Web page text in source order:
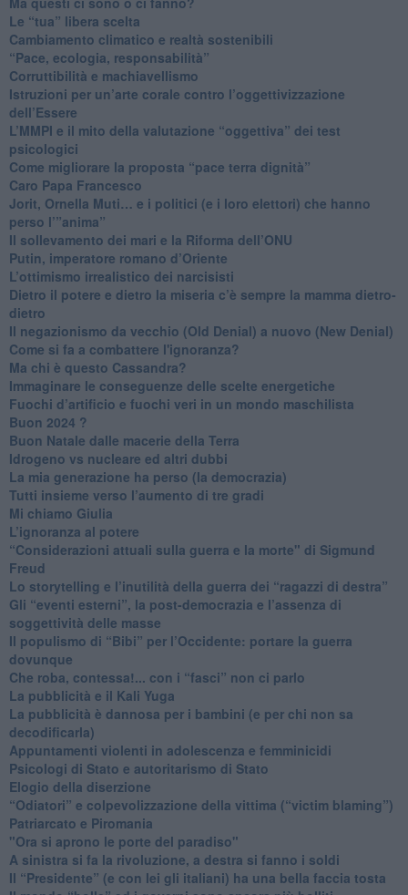
​Le “tua” libera scelta
Cambiamento climatico e realtà sostenibili
“Pace, ecologia, responsabilità”
​Corruttibilità e machiavellismo
Istruzioni per un’arte corale contro l’oggettivizzazione
dell’Essere
​L’MMPI e il mito della valutazione “oggettiva” dei test
psicologici
Come migliorare la proposta “pace terra dignità”
Caro Papa Francesco
​Jorit, Ornella Muti… e i politici (e i loro elettori) che hanno
perso l’”anima”
​Il sollevamento dei mari e la Riforma dell’ONU
Putin, imperatore romano d’Oriente
​L’ottimismo irrealistico dei narcisisti
​Dietro il potere e dietro la miseria c’è sempre la mamma dietro-
dietro
Il negazionismo da vecchio (Old Denial) a nuovo (New Denial)
Come si fa a combattere l'ignoranza?
Ma chi è questo Cassandra?
Immaginare le conseguenze delle scelte energetiche
​Fuochi d’artificio e fuochi veri in un mondo maschilista
Buon 2024 ?
​Buon Natale dalle macerie della Terra
​Idrogeno vs nucleare ed altri dubbi
​La mia generazione ha perso (la democrazia)
​Tutti insieme verso l’aumento di tre gradi
Mi chiamo Giulia
L’ignoranza al potere
​“Considerazioni attuali sulla guerra e la morte" di Sigmund
Freud
​Lo storytelling e l’inutilità della guerra dei “ragazzi di destra”
​Gli “eventi esterni”, la post-democrazia e l’assenza di
soggettività delle masse
​Il populismo di “Bibi” per l’Occidente: portare la guerra
dovunque
​Che roba, contessa!... con i “fasci” non ci parlo
La pubblicità e il Kali Yuga
​La pubblicità è dannosa per i bambini (e per chi non sa
decodificarla)
​Appuntamenti violenti in adolescenza e femminicidi
​Psicologi di Stato e autoritarismo di Stato
Elogio della diserzione
“Odiatori” e colpevolizzazione della vittima (“victim blaming”)
​Patriarcato e Piromania
"Ora si aprono le porte del paradiso"
​A sinistra si fa la rivoluzione, a destra si fanno i soldi
​Il “Presidente” (e con lei gli italiani) ha una bella faccia tosta